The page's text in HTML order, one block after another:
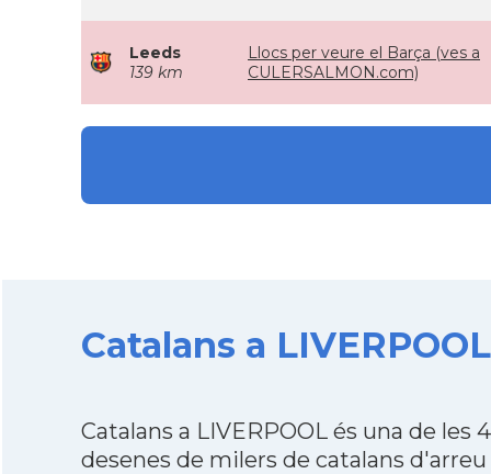
Leeds
139 km
Llocs per veure el Barça (ves a
CULERSALMON.com)
Catalans a
Catalans a LIVERPOOL és una de
desenes de milers de catalans